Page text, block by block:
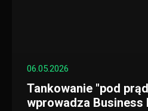
06.05.2026
Tankowanie "pod
wprowadza Business